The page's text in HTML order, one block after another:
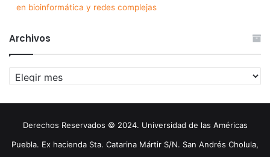
en bioinformática y redes complejas
Archivos
Archivos
Derechos Reservados © 2024. Universidad de las Américas
Puebla. Ex hacienda Sta. Catarina Mártir S/N. San Andrés Cholula,